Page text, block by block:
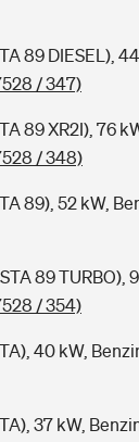
89 DIESEL),
/ 347)
89 XR2I), 76
/ 348)
89), 52 kW,
89 TURBO),
/ 354)
40 kW,
37 kW,